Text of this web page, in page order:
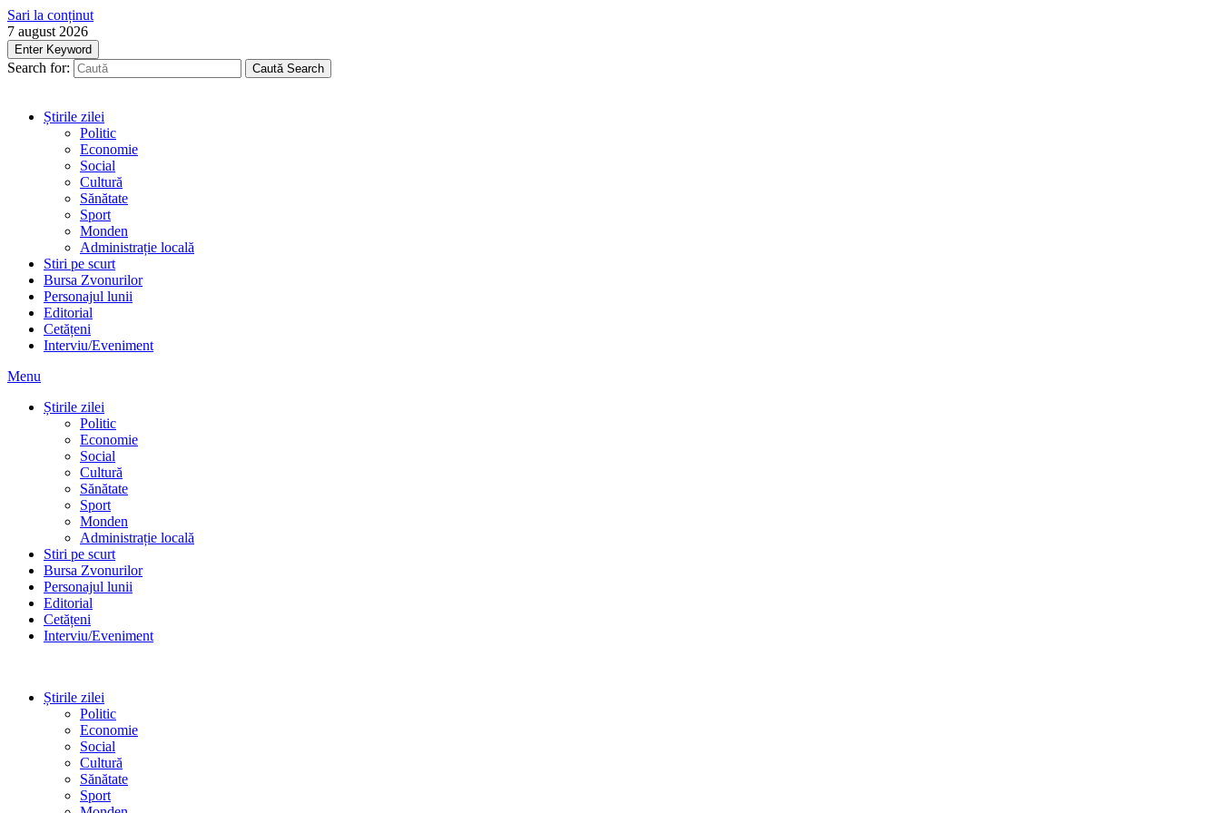
Sari la conținut
7 august 2026
Enter Keyword
Search for: Caută Search
Știrile zilei
Politic
Economie
Social
Cultură
Sănătate
Sport
Monden
Administrație locală
Stiri pe scurt
Bursa Zvonurilor
Personajul lunii
Editorial
Cetățeni
Interviu/Eveniment
Menu
Știrile zilei
Politic
Economie
Social
Cultură
Sănătate
Sport
Monden
Administrație locală
Stiri pe scurt
Bursa Zvonurilor
Personajul lunii
Editorial
Cetățeni
Interviu/Eveniment
Știrile zilei
Politic
Economie
Social
Cultură
Sănătate
Sport